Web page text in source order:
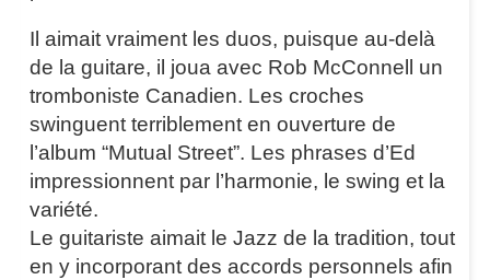
Il aimait vraiment les duos, puisque au-delà
de la guitare, il joua avec Rob McConnell un
tromboniste Canadien. Les croches
swinguent terriblement en ouverture de
l’album “Mutual Street”. Les phrases d’Ed
impressionnent par l’harmonie, le swing et la
variété.
Le guitariste aimait le Jazz de la tradition, tout
en y incorporant des accords personnels afin